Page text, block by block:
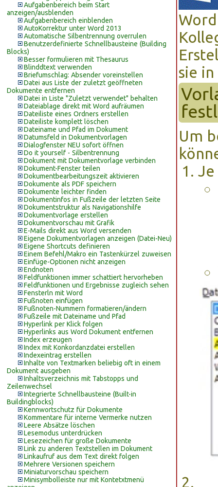
Aufgabenbereich beim Start
anzeigen/ausblenden
Aufgabenbereich einblenden
AutoKorrektur unter Word 2013
Automatische Silbentrennung overrulen
Benutzerdefinierte Schnellbausteine (Building
Blocks)
Besser formulieren mit Thesaurus
Blinddtext verwenden
Briefumschlag: Absender voreinstellen
Datei aus Liste der zuletzt geöffneten
Dokumente entfernen
Datei in Liste "Zuletzt verwendet" behalten
Dateiablage direkt mit Word aufräumen
Dateiliste eines Ordners erstellen
Dateiliste komplett löschen
Dateiname und Pfad im Dokument
Datumsfeld in Dokumentvorlagen
Dialogfenster NEU sofort öffnen
Do it yourself - Silbentrennung
Dokument mit Dokumentvorlage verbinden
Dokument-Fenster teilen
Dokumentbearbeitungszeit aktivieren
Dokumente als PDF speichern
Dokumente leichter finden
Dokumentinfos in Fußzeile der letzten Seite
Dokumentstruktur als Navigationshilfe
Dokumentvorlage erstellen
Dokumentvorschau mit Grafik
E-Mails direkt aus Word versenden
Eigene Dokumentvorlagen anzeigen (Datei-Neu)
Eigene Shortcuts definieren
Einem Befehl/Makro ein Tastenkürzel zuweisen
Einfüge-Optionen nicht anzeigen
Endnoten
Feldfunktionen immer schattiert hervorheben
Feldfunktionen und Ergebnisse zugleich sehen
Fensterln mit Word
Fußnoten einfügen
Fußnoten-Nummern formatieren/ändern
Fußzeile mit Dateiname und Pfad
Hyperlink per Klick folgen
Hyperlinks aus Word Dokument entfernen
Index erzeugen
Index mit Konkordanzdatei erstellen
Indexeintrag erstellen
Inhalte von Textmarken beliebig oft in einem
Dokument ausgeben
Inhaltsverzeichnis mit Tabstopps und
Zeilenwechsel
Integrierte Schnellbausteine (Built-in
Buildingblocks)
Kennwortschutz für Dokumente
Kommentare für interne Vermerke nutzen
Leere Absätze löschen
Lesemodus unterdrücken
Lesezeichen für große Dokumente
Link zu anderen Textstellen im Dokument
Linkaufruf aus dem Text direkt folgen
Mehrere Versionen speichern
Miniaturvorschau speichern
Minisymbolleiste nur mit Kontetxtmenü
sie
Um
Je